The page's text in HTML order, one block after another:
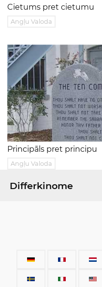
Cietums pret cietumu
Angļu Valoda
Principāls pret principu
Angļu Valoda
Differkinome